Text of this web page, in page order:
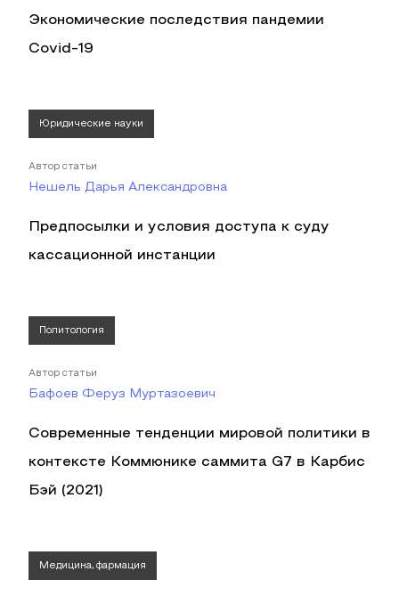
Экономические последствия пандемии
Covid-19
Юридические науки
Автор статьи
Нешель Дарья Александровна
Предпосылки и условия доступа к суду
кассационной инстанции
Политология
Автор статьи
Бафоев Феруз Муртазоевич
Современные тенденции мировой политики в
контексте Коммюнике саммита G7 в Карбис
Бэй (2021)
Медицина, фармация